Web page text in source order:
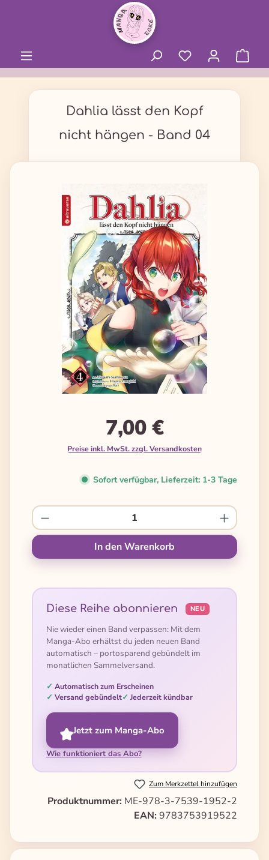
Dahlia lässt den Kopf
nicht hängen - Band 04
7,00 €
Preise inkl. MwSt. zzgl. Versandkosten
Sofort verfügbar, Lieferzeit: 1-3 Tage
Produkt Anzahl: Gib den gewünschten
In den Warenkorb
Diese Reihe abonnieren NEU
Nie wieder einen Band verpassen: Mit dem
Manga-Abo erhältst du jeden neuen Band
automatisch – portosparend gebündelt im
monatlichen Sammelversand.
Automatisch zum Erscheinen
Versand gebündelt
Jederzeit kündbar
Jetzt zum Manga-Abo
Wie funktioniert das Abo?
Zum Merkzettel hinzufügen
Produktnummer: ME-978-3-7539-1952-2
EAN: 9783753919522